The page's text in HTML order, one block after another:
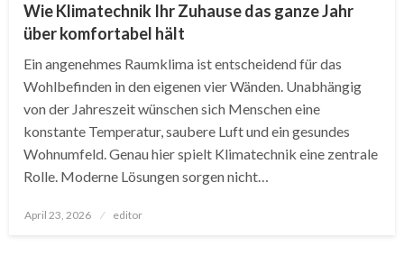
Wie Klimatechnik Ihr Zuhause das ganze Jahr
über komfortabel hält
Ein angenehmes Raumklima ist entscheidend für das
Wohlbefinden in den eigenen vier Wänden. Unabhängig
von der Jahreszeit wünschen sich Menschen eine
konstante Temperatur, saubere Luft und ein gesundes
Wohnumfeld. Genau hier spielt Klimatechnik eine zentrale
Rolle. Moderne Lösungen sorgen nicht…
Posted
April 23, 2026 editor